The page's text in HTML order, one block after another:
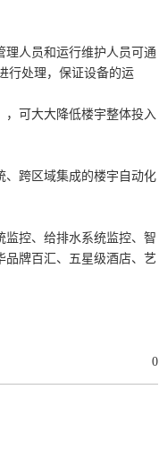
理人员和运行维护人员可通
行处理，保证设备的运
可大大降低楼宇整体投入
、跨区域集成的楼宇自动化
控、给排水系统监控、智
品牌百汇、五星级酒店、艺
0